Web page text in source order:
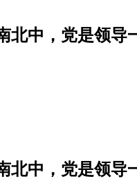
北中，党是领
中，党是领